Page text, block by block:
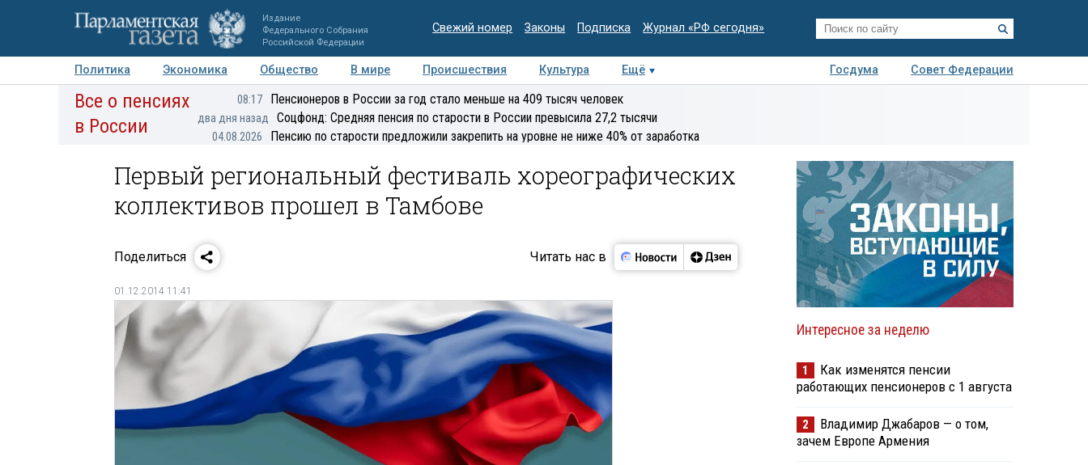
Издание
Федерального Собрания
Российской Федерации
Свежий номер Законы Подписка Журнал «РФ сегодня»
Политика Экономика Общество В мире Происшествия Культура Ещё Госдума
Совет Федерации
Авторы Персоны Мнения Регионы Медиацентр Интервью Колумнисты
Все о пенсиях
в России
08:17 Пенсионеров в России за год стало меньше на 409 тысяч человек
два дня назад Соцфонд: Средняя пенсия по старости в России превысила 27,2 тысячи
04.08.2026 Пенсию по старости предложили закрепить на уровне не ниже 40% от заработка
Первый региональный фестиваль хореографических
коллективов прошел в Тамбове
Поделиться Читать нас в
01.12.2014 11:41
Интересное за неделю
1
Как изменятся пенсии
работающих пенсионеров с 1 августа
2
Владимир Джабаров — о том,
зачем Европе Армения